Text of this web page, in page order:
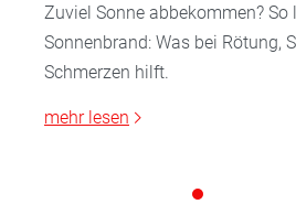
Zuviel Sonne abbekommen? So
Sonnenbrand: Was bei Rötung,
Schmerzen hilft.
mehr lesen